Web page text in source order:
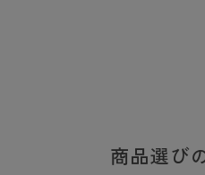
商品選び